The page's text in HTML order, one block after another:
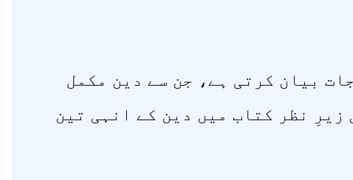
بیان کرتی ہے، جن سے دین مکمل
زیرِ نظر کتاب میں دین کے انہی تین